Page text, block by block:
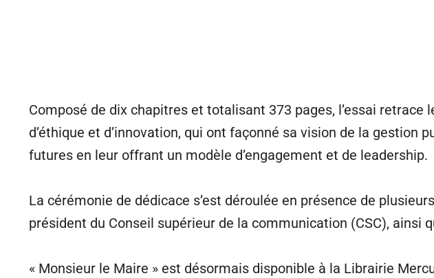
Composé de dix chapitres et totalisant 373 pages, l’essai
d’éthique et d’innovation, qui ont façonné sa vision de la
futures en leur offrant un modèle d’engagement et de leadership.
La cérémonie de dédicace s’est déroulée en présence de
président du Conseil supérieur de la communication (CSC), ainsi
« Monsieur le Maire » est désormais disponible à la Librairie